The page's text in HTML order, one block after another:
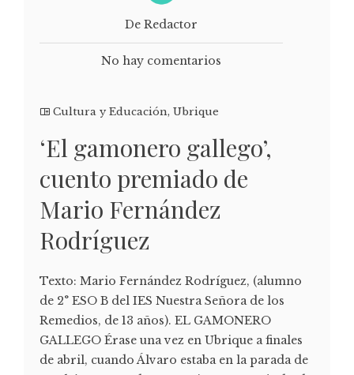
De Redactor
No hay comentarios
Cultura y Educación, Ubrique
‘El gamonero gallego’,
cuento premiado de
Mario Fernández
Rodríguez
Texto: Mario Fernández Rodríguez, (alumno
de 2° ESO B del IES Nuestra Señora de los
Remedios, de 13 años). EL GAMONERO
GALLEGO Érase una vez en Ubrique a finales
de abril, cuando Álvaro estaba en la parada de